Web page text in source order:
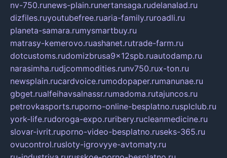
nv-750.runews-plain.runertansaga.rudelanalad.ru
dizfiles.ruyoutubefree.ruaria-family.ruroadli.ru
planeta-samara.rumysmartbuy.ru
matrasy-kemerovo.ruashanet.rutrade-farm.ru
dotcustoms.rudomizbrusa9x12spb.ruautodamp.ru
narasimha.rudjcommodities.runv750.rux-ton.ru
newsplain.rucardvoice.rumodopaper.rumanunae.ru
gbget.rualfeihavsalnassr.rumadoma.rutajuncos.ru
petrovkasports.ruporno-online-besplatno.rusplclub.ru
york-life.rudoroga-expo.ruribery.rucleanmedicine.ru
slovar-ivrit.ruporno-video-besplatno.ruseks-365.ru
ovucontrol.rusloty-igrovyye-avtomaty.ru